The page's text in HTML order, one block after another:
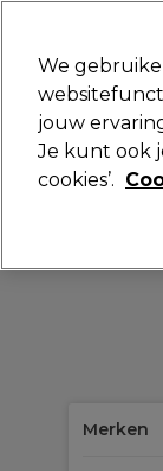
Merken
We
jouw
Je kunt ook
cookies’.